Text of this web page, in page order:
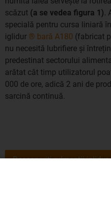
scăzut (a se vedea figura 1).
specială pentru cursa liniară
iglidur ® bară A180 (fabricat
nu necesită lubrifiere și
predestinat sectorului
arătat cât timp utilizatorul
000 de ore, adică 2 ani de
sarcină continuă.
Descoperiți rulmenții iglidur